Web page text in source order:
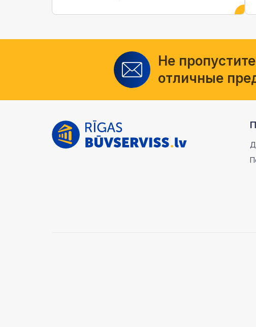
Не
отличные